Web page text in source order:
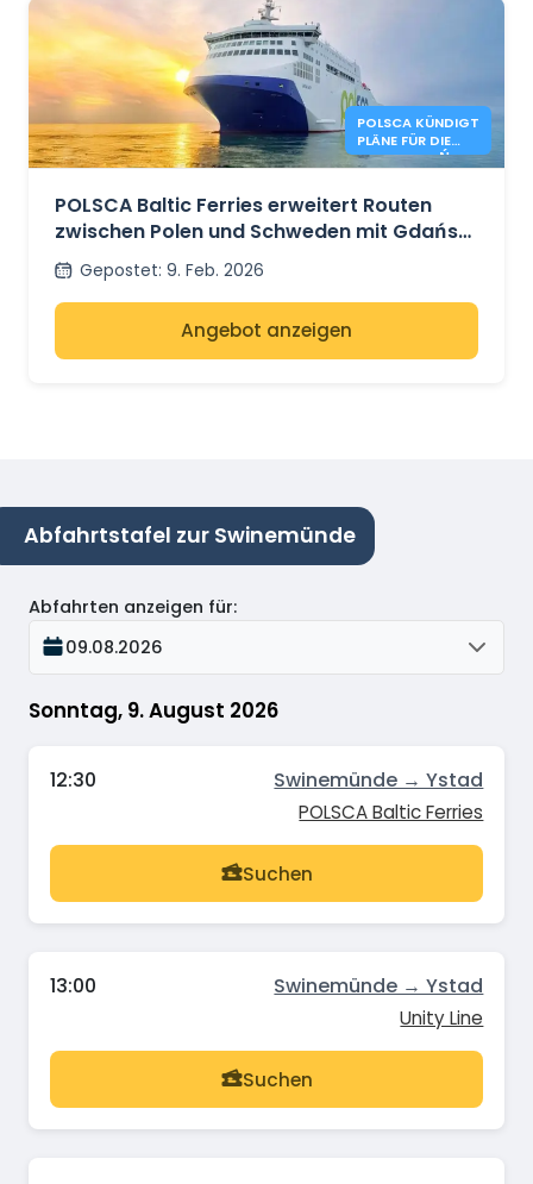
POLSCA KÜNDIGT
PLÄNE FÜR DIE
ROUTE GDAŃSK
POLSCA Baltic Ferries erweitert Routen
zwischen Polen und Schweden mit Gdańsk
– Karlshamn - Plänen
Gepostet: 9. Feb. 2026
Angebot anzeigen
Abfahrtstafel zur Swinemünde
Sonntag, 9. August 2026
Abfahrten anzeigen für:
09.08.2026
12:30 Swinemünde → Ystad
POLSCA Baltic Ferries
Suchen
13:00 Swinemünde → Ystad
Unity Line
Suchen